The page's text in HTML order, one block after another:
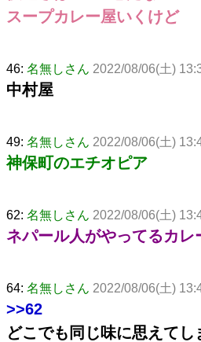
スープカレー屋いくけど
46: 名無しさん 2022/08/06(土)
中村屋
49: 名無しさん 2022/08/06(土)
神保町のエチオピア
62: 名無しさん 2022/08/06(土)
ネパール人がやってるカ
64: 名無しさん 2022/08/06(土)
>>62
どこでも同じ味に思えてし